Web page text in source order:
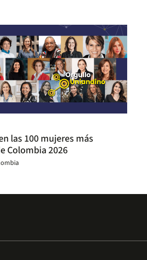
las 100 mujeres más
Colombia 2026